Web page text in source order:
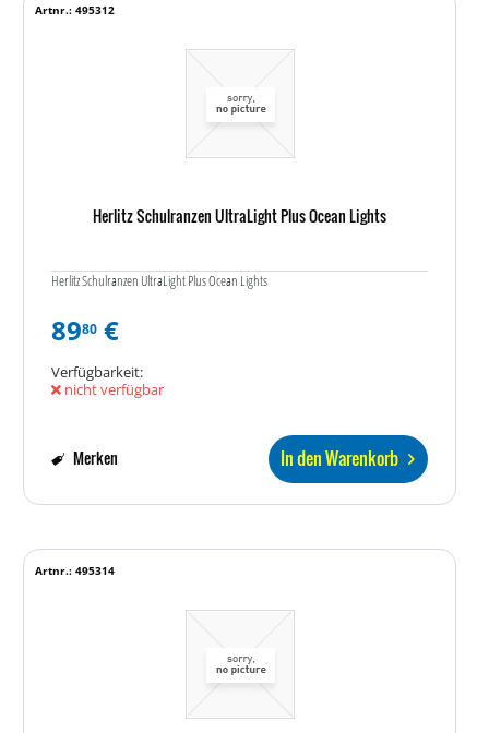
Herlitz Schulranzen UltraLight Plus Ocean Lights
Herlitz Schulranzen UltraLight Plus Ocean Lights
Artnr.: 495312
8980 €
Verfügbarkeit:
nicht verfügbar
In den Warenkorb
Merken
Artnr.: 495314